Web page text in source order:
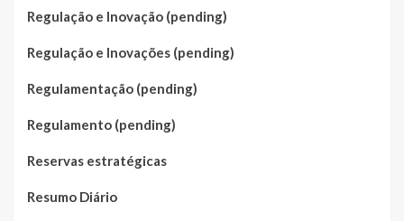
Regulação e Inovação (pending)
Regulação e Inovações (pending)
Regulamentação (pending)
Regulamento (pending)
Reservas estratégicas
Resumo Diário